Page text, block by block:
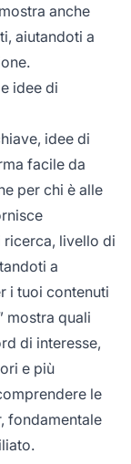
anche
aiutandoti a
idee di
idee di
facile da
per chi è alle
livello di
a
i tuoi contenuti
mostra quali
di interesse,
e più
le
fondamentale